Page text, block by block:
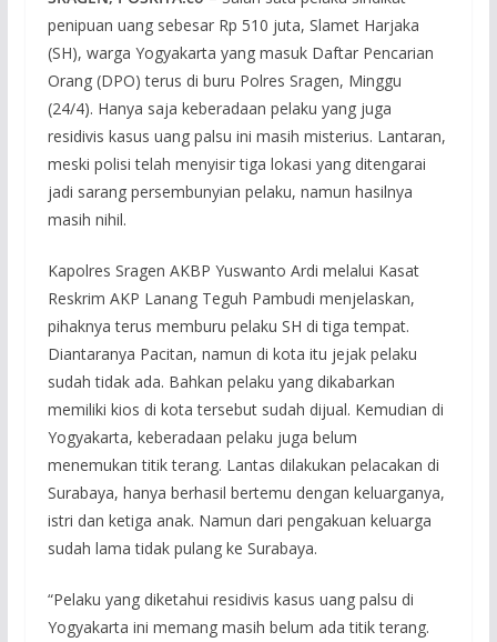
penipuan uang sebesar Rp 510 juta, Slamet Harjaka
(SH), warga Yogyakarta yang masuk Daftar Pencarian
Orang (DPO) terus di buru Polres Sragen, Minggu
(24/4). Hanya saja keberadaan pelaku yang juga
residivis kasus uang palsu ini masih misterius. Lantaran,
meski polisi telah menyisir tiga lokasi yang ditengarai
jadi sarang persembunyian pelaku, namun hasilnya
masih nihil.
Kapolres Sragen AKBP Yuswanto Ardi melalui Kasat
Reskrim AKP Lanang Teguh Pambudi menjelaskan,
pihaknya terus memburu pelaku SH di tiga tempat.
Diantaranya Pacitan, namun di kota itu jejak pelaku
sudah tidak ada. Bahkan pelaku yang dikabarkan
memiliki kios di kota tersebut sudah dijual. Kemudian di
Yogyakarta, keberadaan pelaku juga belum
menemukan titik terang. Lantas dilakukan pelacakan di
Surabaya, hanya berhasil bertemu dengan keluarganya,
istri dan ketiga anak. Namun dari pengakuan keluarga
sudah lama tidak pulang ke Surabaya.
“Pelaku yang diketahui residivis kasus uang palsu di
Yogyakarta ini memang masih belum ada titik terang.